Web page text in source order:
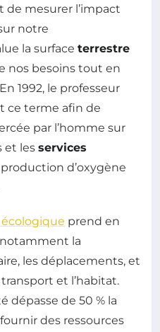
mesurer l’impact
notre
la surface terrestre
nos besoins tout en
1992, le professeur
ce terme afin de
par l’homme sur
et les services
d’oxygène
prend en
la
les déplacements, et
et l’habitat.
dépasse de 50 % la
des ressources